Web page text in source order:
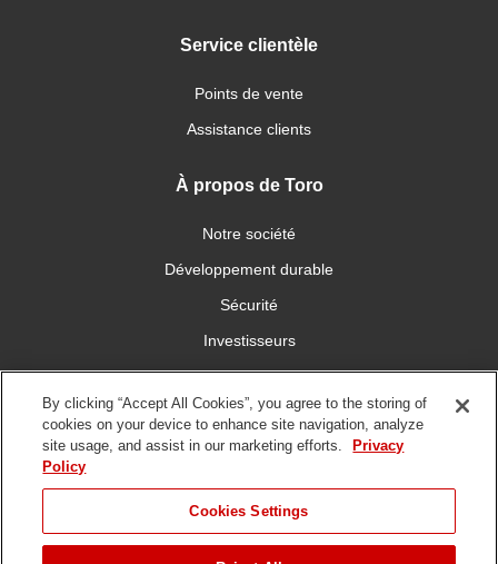
Service clientèle
Points de vente
Assistance clients
À propos de Toro
Notre société
Développement durable
Sécurité
Investisseurs
Carrières
Connectez-vous avec nous
By clicking “Accept All Cookies”, you agree to the storing of
cookies on your device to enhance site navigation, analyze
site usage, and assist in our marketing efforts.
Privacy
Policy
Cookies Settings